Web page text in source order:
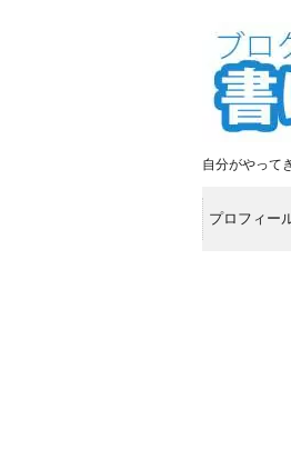
自分がやって
プロフィー